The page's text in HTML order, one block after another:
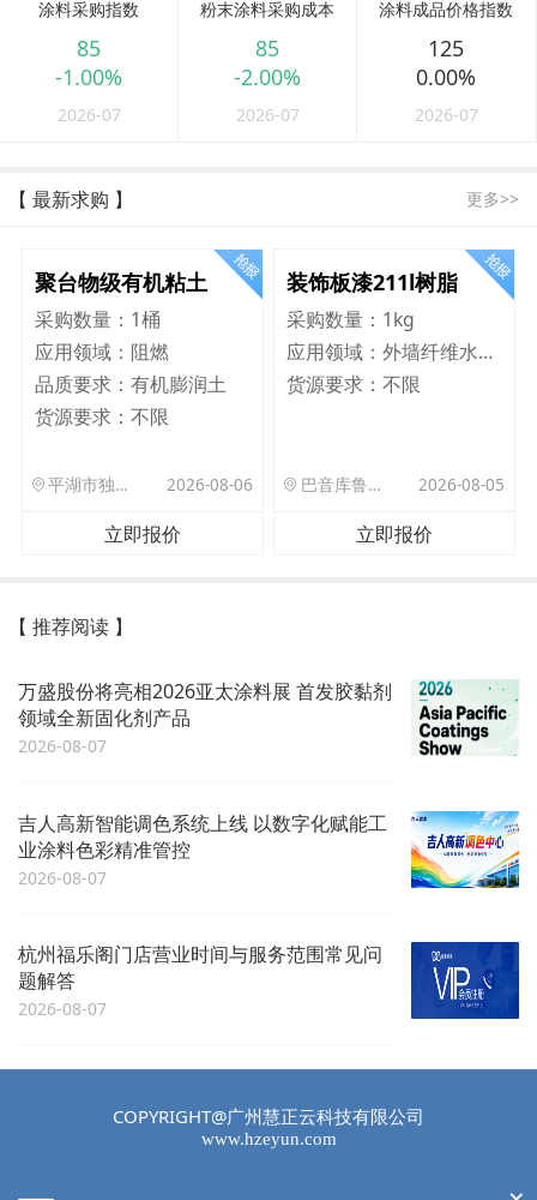
涂料采购指数
85
-1.00%
2026-07
粉末涂料采购成本
85
-2.00%
2026-07
涂料成品价格指数
125
0.00%
2026-07
【 最新求购 】 更多>>
聚台物级有机粘土
采购数量： 1桶
应用领域： 阻燃
品质要求： 有机膨润土
货源要求： 不限
平湖市独山港镇集港路 589 号 2026-08-06
立即报价
装饰板漆211l树脂
采购数量： 1kg
应用领域：
外墙纤维水泥板
货源要求：不限
巴音库鲁提镇,托帕口岸六号库房 2026-08-05
立即报价
【 推荐阅读 】
万盛股份将亮相2026亚太涂料展 首发胶黏剂
领域全新固化剂产品
2026-08-07
吉人高新智能调色系统上线 以数字化赋能工
业涂料色彩精准管控
2026-08-07
杭州福乐阁门店营业时间与服务范围常见问
题解答
2026-08-07
COPYRIGHT@广州慧正云科技有限公司
www.hzeyun.com